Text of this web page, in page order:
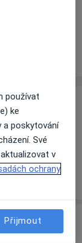
k dispozici
informace o
používat
ke
a poskytování
Své
v
ochrany
Přijmout